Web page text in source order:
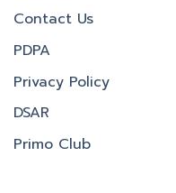
Contact Us
PDPA
Privacy Policy
DSAR
Primo Club